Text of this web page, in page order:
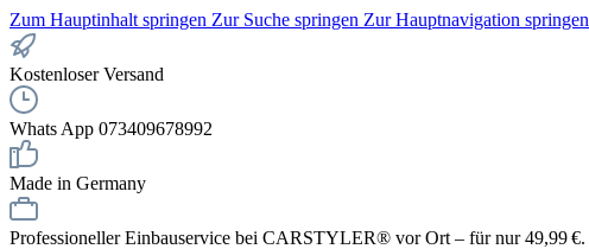
Zum Hauptinhalt springen Zur Suche springen Zur Hauptnavigation springen
Kostenloser Versand
Whats App 073409678992
Made in Germany
Professioneller Einbauservice bei CARSTYLER® vor Ort – für nur 49,99 €.